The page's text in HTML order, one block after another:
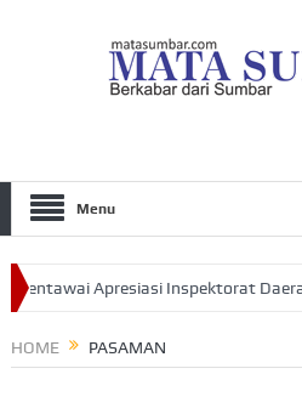
Menu
Apresiasi Inspektorat Daerah
HOME PASAMAN